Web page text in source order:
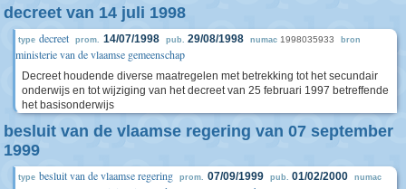
decreet van 14 juli 1998
type decreet prom. 14/07/1998 pub. 29/08/1998 numac 1998035933 bron
ministerie van de vlaamse gemeenschap
Decreet houdende diverse maatregelen met betrekking tot het secundair
onderwijs en tot wijziging van het decreet van 25 februari 1997 betreffende
het basisonderwijs
besluit van de vlaamse regering van 07 september
1999
type besluit van de vlaamse regering prom. 07/09/1999 pub. 01/02/2000 numac